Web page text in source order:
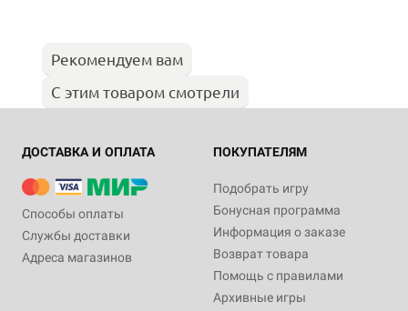
Рекомендуем вам
С этим товаром смотрели
ДОСТАВКА И ОПЛАТА
Способы оплаты
Службы доставки
Адреса магазинов
ПОКУПАТЕЛЯМ
Подобрать игру
Бонусная программа
Информация о заказе
Возврат товара
Помощь с правилами
Архивные игры